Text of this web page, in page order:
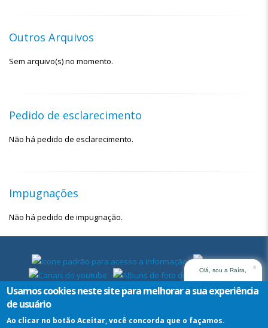
Outros Arquivos
Sem arquivo(s) no momento.
Pedido de esclarecimento
Não há pedido de esclarecimento.
Impugnações
Não há pedido de impugnação.
Olá, sou a Raíra,
assistente virtual do
TRT14. Em que posso
x
Usamos cookies neste site para melhorar a sua experiência
de usuário
Ao clicar no botão Aceitar, você concorda que o façamos.